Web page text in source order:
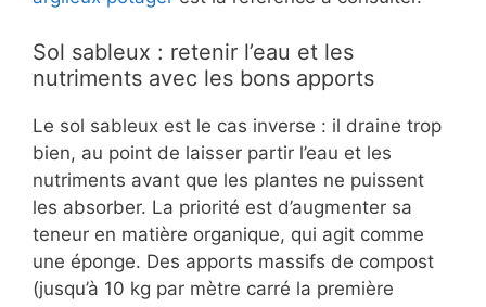
Sol sableux : retenir l’eau et les
nutriments avec les bons apports
Le sol sableux est le cas inverse : il draine trop
bien, au point de laisser partir l’eau et les
nutriments avant que les plantes ne puissent
les absorber. La priorité est d’augmenter sa
teneur en matière organique, qui agit comme
une éponge. Des apports massifs de compost
(jusqu’à 10 kg par mètre carré la première